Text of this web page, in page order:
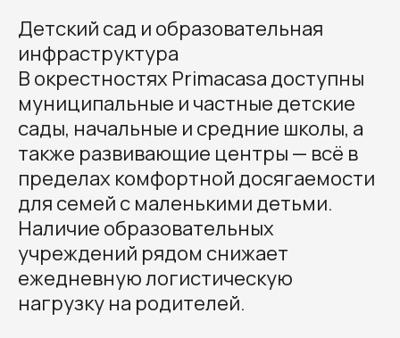
Детский сад и образовательная
инфраструктура
В окрестностях Primacasa доступны
муниципальные и частные детские
сады, начальные и средние школы, а
также развивающие центры — всё в
пределах комфортной досягаемости
для семей с маленькими детьми.
Наличие образовательных
учреждений рядом снижает
ежедневную логистическую
нагрузку на родителей.